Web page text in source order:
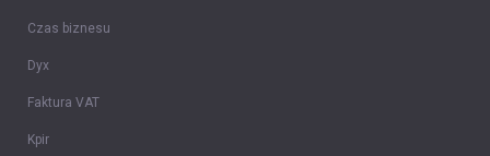
Czas biznesu
Dyx
Faktura VAT
Kpir